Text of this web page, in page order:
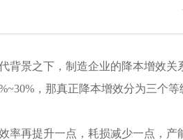
背景之下，制造企业的降本增效关
，那真正降本增效分为三个等
率再提升一点，耗损减少一点，